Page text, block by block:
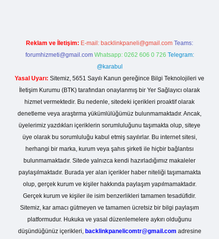
Reklam ve İletişim: E-mail: backlinkpaneli@gmail.com Teams:
forumhizmeti@gmail.com Whatsapp: 0262 606 0 726 Telegram:
@karabul
Yasal Uyarı: Sitemiz, 5651 Sayılı Kanun gereğince Bilgi Teknolojileri ve
İletişim Kurumu (BTK) tarafından onaylanmış bir Yer Sağlayıcı olarak
hizmet vermektedir. Bu nedenle, sitedeki içerikleri proaktif olarak
denetleme veya araştırma yükümlülüğümüz bulunmamaktadır. Ancak,
üyelerimiz yazdıkları içeriklerin sorumluluğunu taşımakta olup, siteye
üye olarak bu sorumluluğu kabul etmiş sayılırlar. Bu internet sitesi,
herhangi bir marka, kurum veya şahıs şirketi ile hiçbir bağlantısı
bulunmamaktadır. Sitede yalnızca kendi hazırladığımız makaleler
paylaşılmaktadır. Burada yer alan içerikler haber niteliği taşımamakta
olup, gerçek kurum ve kişiler hakkında paylaşım yapılmamaktadır.
Gerçek kurum ve kişiler ile isim benzerlikleri tamamen tesadüfidir.
Sitemiz, kar amacı gütmeyen ve tamamen ücretsiz bir bilgi paylaşım
platformudur. Hukuka ve yasal düzenlemelere aykırı olduğunu
düşündüğünüz içerikleri, backlinkpanelicomtr@gmail.com adresine